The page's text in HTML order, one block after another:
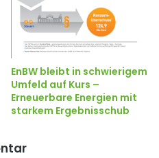
EnBW bleibt in schwierigem
Umfeld auf Kurs –
Erneuerbare Energien mit
starkem Ergebnisschub